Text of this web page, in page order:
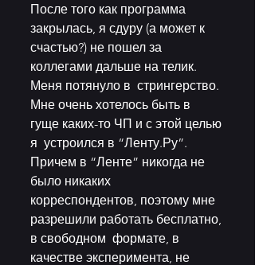
После того как программа
закрылась, я сдуру (а может к
счастью?) не пошел за
коллегами дальше на телик.
Меня потянуло в  стрингерство.
Мне очень хотелось быть в
гуще каких-то ЧП и с этой целью
я  устроился в “Ленту.Ру”.
Причем в “Ленте” никогда не
было никаких
корреспондентов, поэтому мне
разрешили работать бесплатно,
в свободном  формате, в
качестве эксперимента, не